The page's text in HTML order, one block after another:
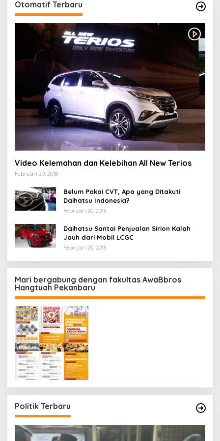
Otomatif Terbaru
Video Kelemahan dan Kelebihan All New Terios
Februari 20, 2018
Belum Pakai CVT, Apa yang Ditakuti
Daihatsu Indonesia?
Februari 20, 2018
Daihatsu Santai Penjualan Sirion Kalah
Jauh dari Mobil LCGC
Februari 20, 2018
Mari bergabung dengan fakultas AwaBbros
Hangtuah Pekanbaru
Politik Terbaru